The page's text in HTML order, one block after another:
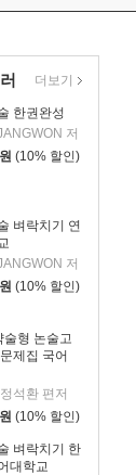
한권완성
저
원 (10% 할인)
벼락치기 연
저
원 (10% 할인)
술형 논술고
제집 국어
석환 편저
원 (10% 할인)
벼락치기 한
대학교
더보기